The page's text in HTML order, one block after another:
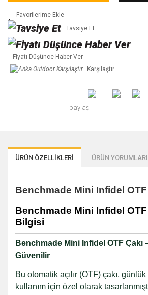
Tavsiye Et
Fiyatı Düşünce Haber Ver
Karşılaştır
paylaş
ÜRÜN ÖZELLİKLERİ ÜRÜN YORUMLARI
Benchmade Mini Infidel OTF
Benchmade Mini Infidel OTF
Bilgisi
Benchmade Mini Infidel OTF Çakı
Güvenilir
Bu otomatik açılır (OTF) çakı,
kullanım için özel olarak